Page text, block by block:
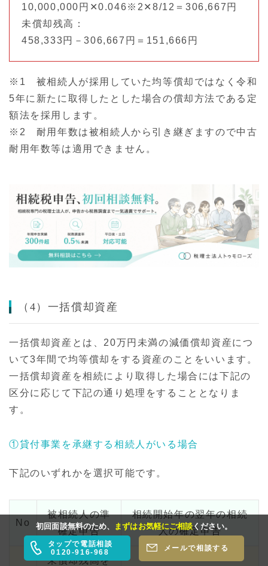
初回面談無料のため、 まずはお気軽にご相談ください。
タップで電話相談
0120-916-968
メールで相談する
10,000,000円✕0.046※2✕8/12＝306,667円
未償却残高：
458,333円－306,667円＝151,666円
※1 被相続人が採用していた均等償却ではなく令和
5年に新たに取得したとした場合の償却方法である定
額法を採用します。
※2 耐用年数は被相続人から引き継ぎますので中古
耐用年数等は適用できません。
（4）一括償却資産
一括償却資産とは、20万円未満の減価償却資産につ
いて3年間で均等償却をする資産のことをいいます。
一括償却資産を相続により取得した場合には下記の
区分に応じて下記の通り処理をすることとなりま
す。
①貸付事業を承継する相続人がいる場合
下記のいずれかを選択可能です。
No
被相続人の準
確定申告
相続開始年の翌年の相続
人の確定申告
未償却残高を